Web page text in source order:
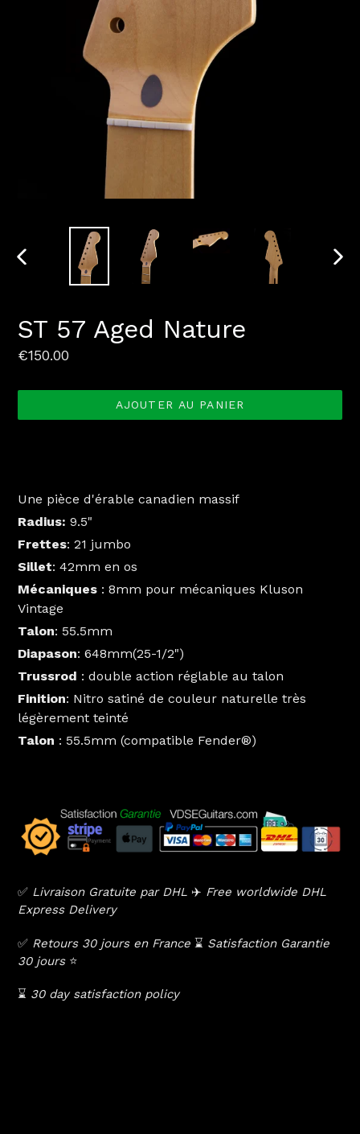
DIAPOSITIVE
PRÉCÉDENTE
ST 57 Aged Nature
Prix
€150.00
AJOUTER AU PANIER
Une pièce d'érable canadien massif
Radius: 9.5"
Frettes: 21 jumbo
Sillet: 42mm en os
Mécaniques : 8mm pour mécaniques Kluson
Vintage
Talon: 55.5mm
Diapason: 648mm(25-1/2")
Trussrod : double action réglable au talon
Finition: Nitro satiné de couleur naturelle très
légèrement teinté
Talon : 55.5mm (compatible Fender®)
✅ Livraison Gratuite par DHL ✈️ Free worldwide DHL
Express Delivery
✅ Retours 30 jours en France ⌛️ Satisfaction Garantie
30 jours ⭐️
⌛️ 30 day satisfaction policy